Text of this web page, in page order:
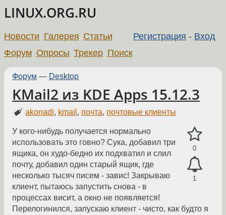
LINUX.ORG.RU
Регистрация - Вход
Новости Галерея Статьи
Форум Опросы Трекер Поиск
Форум — Desktop
KMail2 из KDE Apps 15.12.3
akonadi, kmail , почта, почтовые клиенты
0
1
У кого-нибудь получается нормально
использовать это говно? Сука, добавил три
ящика, он худо-бедно их подхватил и слил
почту, добавил один старый ящик, где
несколько тысяч писем - завис! Закрываю
клиент, пытаюсь запустить снова - в
процессах висит, а окно не появляется!
Перелогинился, запускаю клиент - чисто, как будто я